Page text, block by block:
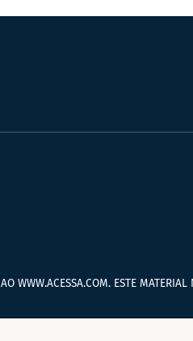
WWW.ACESSA.COM. ESTE